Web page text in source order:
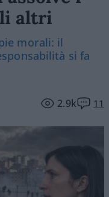
altri
morali: il
si fa
2.9k 11